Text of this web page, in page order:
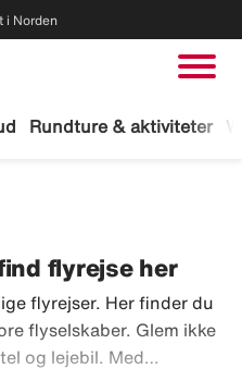
i Norden
Rundture & aktiviteter
flyrejse her
flyrejser. Her finder du
flyselskaber. Glem ikke
og lejebil. Med